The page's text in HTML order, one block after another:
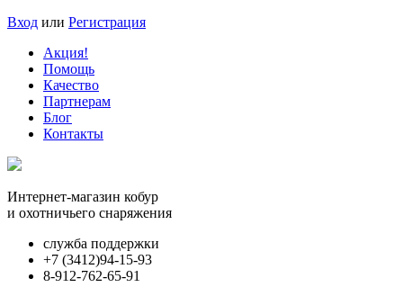
Вход или Регистрация
Акция!
Помощь
Качество
Партнерам
Блог
Контакты
Интернет-магазин кобур
и охотничьего снаряжения
служба поддержки
+7 (3412)94-15-93
8-912-762-65-91